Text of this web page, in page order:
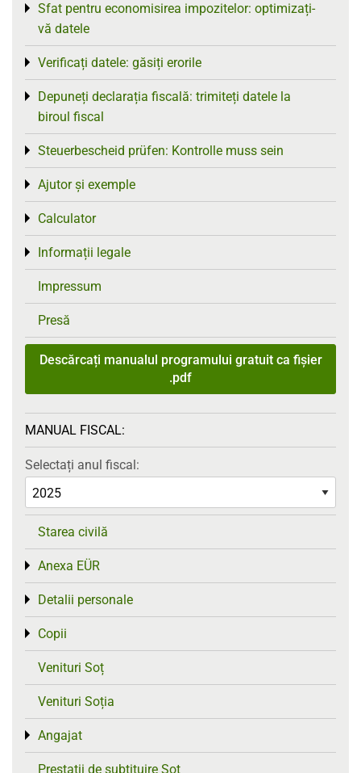
Sfat pentru economisirea impozitelor: optimizați-
vă datele
Toggle menu
Verificați datele: găsiți erorile
Toggle menu
Depuneți declarația fiscală: trimiteți datele la
biroul fiscal
Toggle menu
Steuerbescheid prüfen: Kontrolle muss sein
Toggle menu
Ajutor și exemple
Toggle menu
Calculator
Toggle menu
Informații legale
Toggle menu
Impressum
Presă
Descărcați manualul programului gratuit ca fișier
.pdf
MANUAL FISCAL:
Selectați anul fiscal:
Starea civilă
Anexa EÜR
Toggle menu
Detalii personale
Toggle menu
Copii
Toggle menu
Venituri Soț
Venituri Soția
Angajat
Toggle menu
Prestații de subtituire Soț